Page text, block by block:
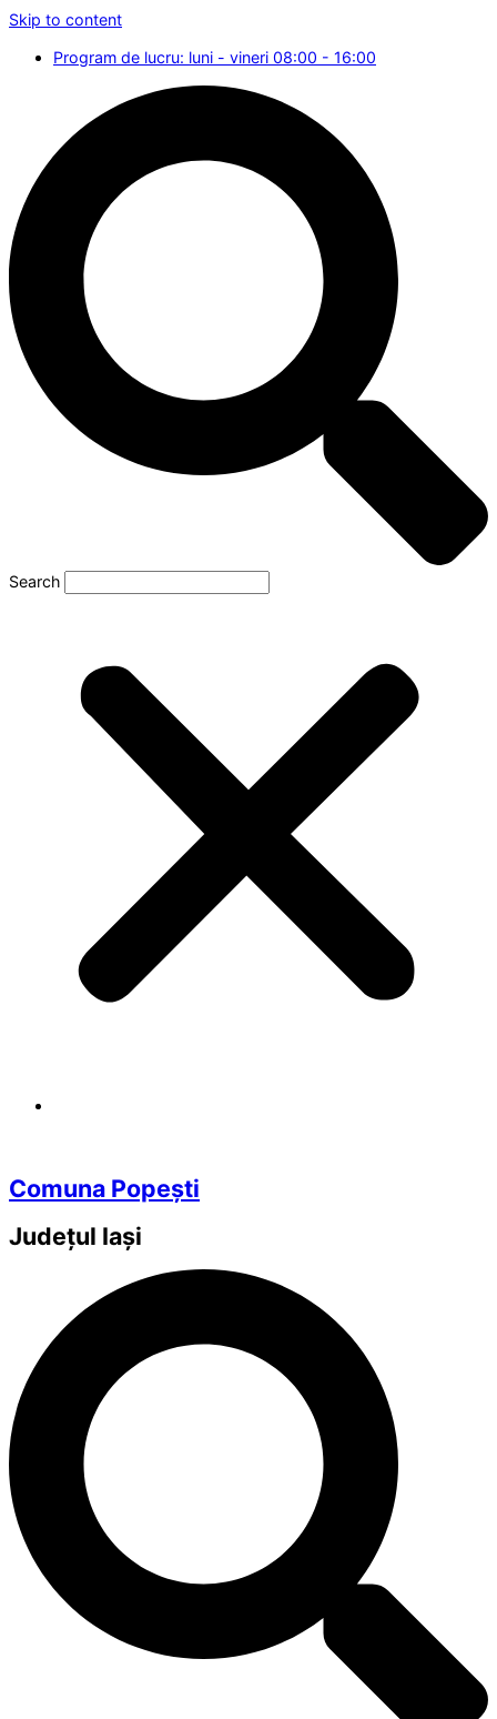
Skip to content
Program de lucru: luni - vineri 08:00 - 16:00
Search
Comuna Popești
Județul Iași